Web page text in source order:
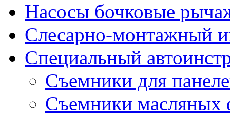
Насосы бочковые
Слесарно-монтажный
Специальный
Съемники для
Съемники масляных